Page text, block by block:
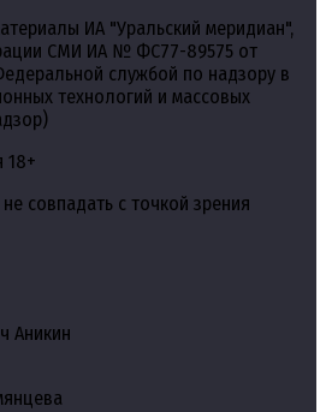
ИА "Уральский меридиан",
СМИ ИА № ФС77-89575 от
службой по надзору в
технологий и массовых
18+
совпадать с точкой зрения
Аникин